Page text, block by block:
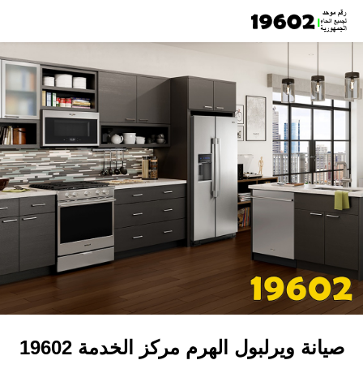
صيانة ويرلبول الهرم مركز الخدمة 19602